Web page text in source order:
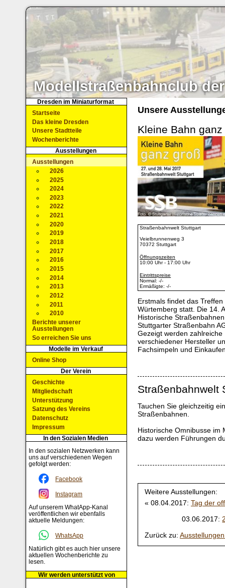
Modellstraßenbahnclub der
Unsere
Kleine Bahn
Straßenbahnwelt Stuttgart
Veielbrunnenweg 3
70372 Stuttgart
Öffnungszeiten
10:00 Uhr - 17:00 Uhr
Eintrittspreise
Normal: -/-
Ermäßigte: -/-
Erstmals findet das
Würtemberg statt. Die 14.
Historische
Stuttgarter Straßenbahn
Gezeigt werden
verschiedener Hersteller
Fachsimpeln und
Straßenbahnwelt
Tauchen Sie gleichzeitig
Straßenbahnen.
Historische Omnibusse im
dazu werden Führungen
Weitere Ausstellungen:
« 08.04.2017: Tag der
03.06.2017:
Zurück zu:
Dresden im Miniaturformat
Startseite
Das kleine Dresden
Unsere Stadtteile
Wochenberichte
Ausstellungen
Ausstellungen
2026
2025
2024
2023
2022
2021
2020
2019
2018
2017
2016
2015
2014
2013
2012
2011
2010
Berichte unserer
Ausstellungen
So erreichen Sie uns
Modelle im Verkauf
Online Shop
Der Verein
Geschichte
Mitgliedschaft
Unterstützung
Satzung des Vereins
Datenschutz
Impressum
In den Sozialen Medien
In den sozialen Netzwerken kann
uns auf verschiedenen Wegen
gefolgt werden:
Facebook
Instagram
Auf unserem WhatApp-Kanal
veröffentlichen wir ebenfalls
aktuelle Meldungen:
WhatsApp
Natürlich gibt es auch hier unsere
aktuellen Wochenberichte zu
lesen.
Wir werden unterstützt von